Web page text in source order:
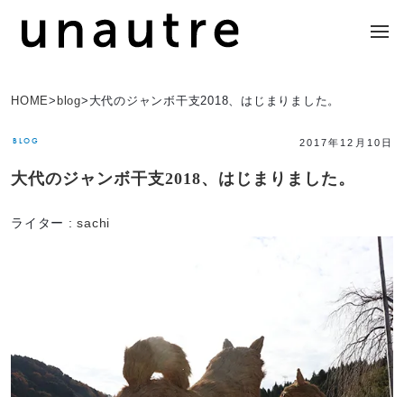
HOME> blog> 大代のジャンボ干支2018、はじまりました。
BLOG 2017年12月10日
大代のジャンボ干支2018、はじまりました。
ライター :sachi